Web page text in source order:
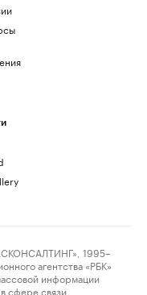
1995–
агентства «РБК»
информации
сфере связи,